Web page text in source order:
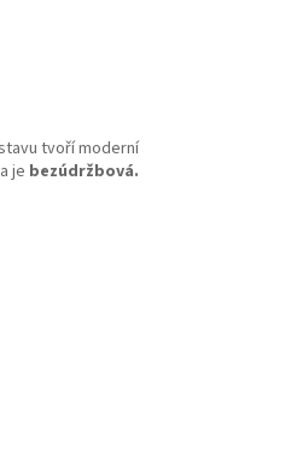
tvoří moderní
je bezúdržbová.